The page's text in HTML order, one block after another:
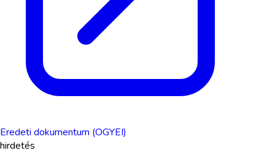
Eredeti dokumentum (OGYEI)
hirdetés